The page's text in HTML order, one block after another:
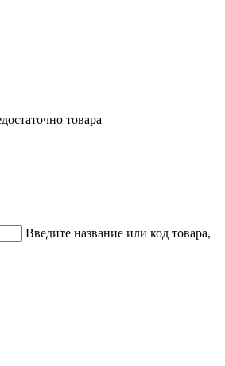
товара
Введите название или код товара,